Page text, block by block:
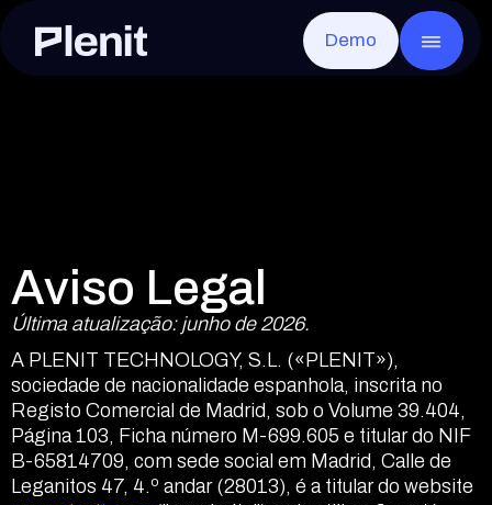
Demo
Aviso Legal
Última atualização: junho de 2026.
A PLENIT TECHNOLOGY, S.L. («PLENIT»),
sociedade de nacionalidade espanhola, inscrita no
Registo Comercial de Madrid, sob o Volume 39.404,
Página 103, Ficha número M-699.605 e titular do NIF
B-65814709, com sede social em Madrid, Calle de
Leganitos 47, 4.º andar (28013), é a titular do website
CLOUD SERVICES
Servidores
Elliot AI EM BREVE A IA da Plenit que vai transformar por
Blog
Sobre a Plenit